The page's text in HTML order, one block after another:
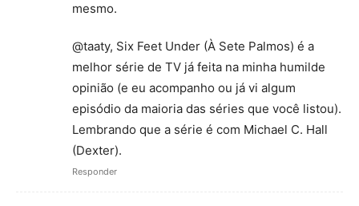
mesmo.
@taaty, Six Feet Under (À Sete Palmos) é a
melhor série de TV já feita na minha humilde
opinião (e eu acompanho ou já vi algum
episódio da maioria das séries que você listou).
Lembrando que a série é com Michael C. Hall
(Dexter).
Responder